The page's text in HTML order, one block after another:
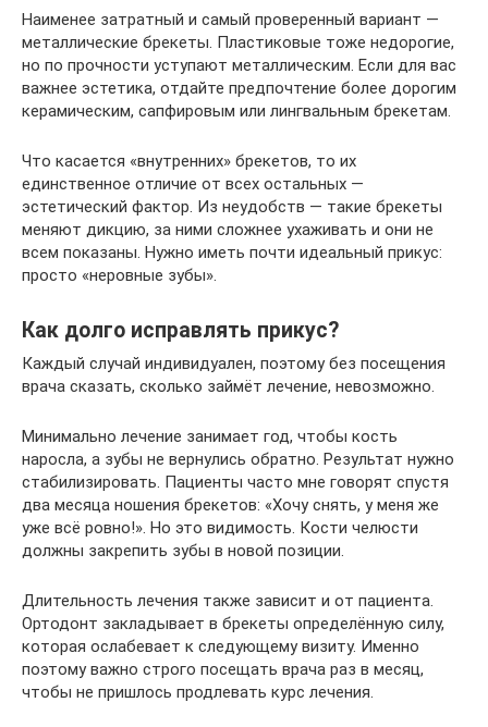
Наименее затратный и самый проверенный вариант —
металлические брекеты. Пластиковые тоже недорогие,
но по прочности уступают металлическим. Если для вас
важнее эстетика, отдайте предпочтение более дорогим
керамическим, сапфировым или лингвальным брекетам.
Что касается «внутренних» брекетов, то их
единственное отличие от всех остальных —
эстетический фактор. Из неудобств — такие брекеты
меняют дикцию, за ними сложнее ухаживать и они не
всем показаны. Нужно иметь почти идеальный прикус:
просто «неровные зубы».
Как долго исправлять прикус?
Каждый случай индивидуален, поэтому без посещения
врача сказать, сколько займёт лечение, невозможно.
Минимально лечение занимает год, чтобы кость
наросла, а зубы не вернулись обратно. Результат нужно
стабилизировать. Пациенты часто мне говорят спустя
два месяца ношения брекетов: «Хочу снять, у меня же
уже всё ровно!». Но это видимость. Кости челюсти
должны закрепить зубы в новой позиции.
Длительность лечения также зависит и от пациента.
Ортодонт закладывает в брекеты определённую силу,
которая ослабевает к следующему визиту. Именно
поэтому важно строго посещать врача раз в месяц,
чтобы не пришлось продлевать курс лечения.